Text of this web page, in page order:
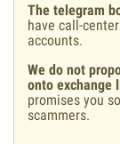
The telegram
have call-
accounts.
We do not
onto exchange
promises you
scammers.